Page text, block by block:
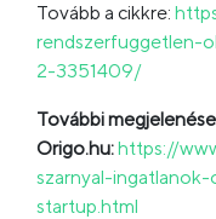
Tovább a cikkre:
rendszerfuggetlen-
2-3351409/
További
Origo.hu:https://
szarnyal-
startup.html